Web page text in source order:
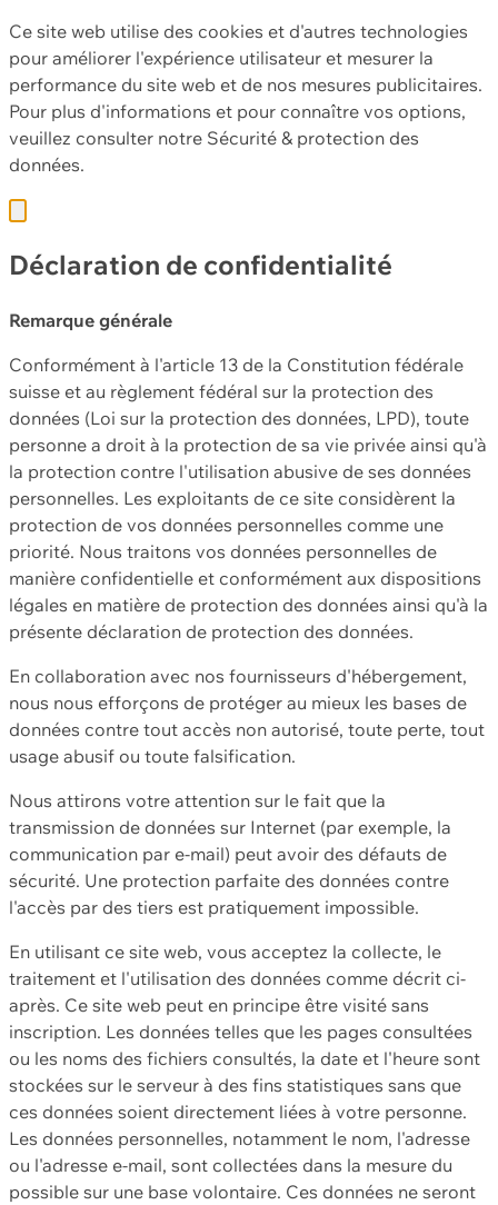
Ce site web utilise des cookies et d'autres technologies
pour améliorer l'expérience utilisateur et mesurer la
performance du site web et de nos mesures publicitaires.
Pour plus d'informations et pour connaître vos options,
veuillez consulter notre Sécurité & protection des
données.
Déclaration de confidentialité
Remarque générale
Conformément à l'article 13 de la Constitution fédérale
suisse et au règlement fédéral sur la protection des
données (Loi sur la protection des données, LPD), toute
personne a droit à la protection de sa vie privée ainsi qu'à
la protection contre l'utilisation abusive de ses données
personnelles. Les exploitants de ce site considèrent la
protection de vos données personnelles comme une
priorité. Nous traitons vos données personnelles de
manière confidentielle et conformément aux dispositions
légales en matière de protection des données ainsi qu'à la
présente déclaration de protection des données.
En collaboration avec nos fournisseurs d'hébergement,
nous nous efforçons de protéger au mieux les bases de
données contre tout accès non autorisé, toute perte, tout
usage abusif ou toute falsification.
Nous attirons votre attention sur le fait que la
transmission de données sur Internet (par exemple, la
communication par e-mail) peut avoir des défauts de
sécurité. Une protection parfaite des données contre
l'accès par des tiers est pratiquement impossible.
En utilisant ce site web, vous acceptez la collecte, le
traitement et l'utilisation des données comme décrit ci-
après. Ce site web peut en principe être visité sans
inscription. Les données telles que les pages consultées
ou les noms des fichiers consultés, la date et l'heure sont
stockées sur le serveur à des fins statistiques sans que
ces données soient directement liées à votre personne.
Les données personnelles, notamment le nom, l'adresse
ou l'adresse e-mail, sont collectées dans la mesure du
possible sur une base volontaire. Ces données ne seront